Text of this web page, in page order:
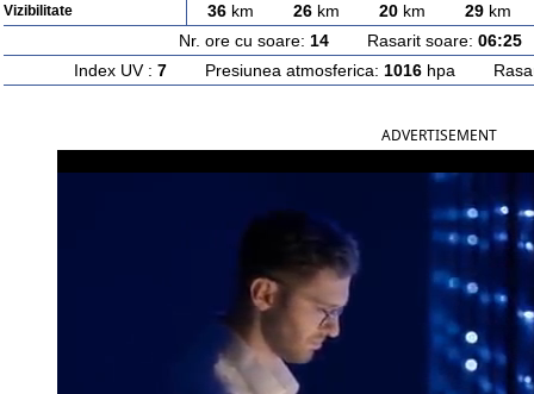
Vizibilitate 36km 26km 20km 29km
Nr. ore cu soare: 14Rasarit soare: 06:25
Index UV : 7Presiunea atmosferica: 1016hpa
ADVERTISEMENT